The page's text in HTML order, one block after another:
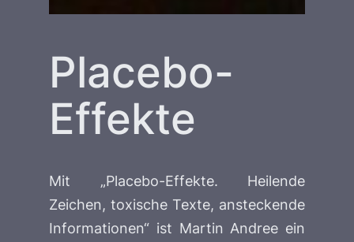
Placebo-
Effekte
Mit „Placebo-Effekte. Heilende
Zeichen, toxische Texte, ansteckende
Informationen“ ist Martin Andree ein